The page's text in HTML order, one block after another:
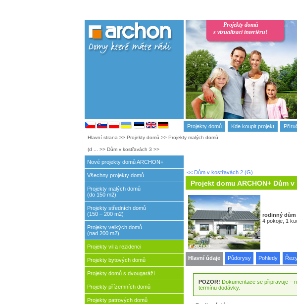
Projekty domů
s vizualizaci interiéru!
Projekty domů Kde koupit projekt
Hlavní strana >> Projekty domů >> Projekty malých domů
(d ... >> Dům v kostřavách 3 >>
Nové projekty domů ARCHON+
Všechny projekty domů
Projekty malých domů
(do 150 m2)
Projekty středních domů
(150 – 200 m2)
Projekty velkých domů
(nad 200 m2)
Projekty vil a rezidenci
Projekty bytových domů
Projekty domů s dvougaráží
Projekty přízemních domů
Projekty patrových domů
<< Dům v kostřavách 2 (G)
Projekt domu ARCHON+ Dům
rodinný dům
4 pokoje, 1
Hlavní údaje Půdorysy Pohledy
POZOR! Dokumentace se připravuje –
termínu dodávky.